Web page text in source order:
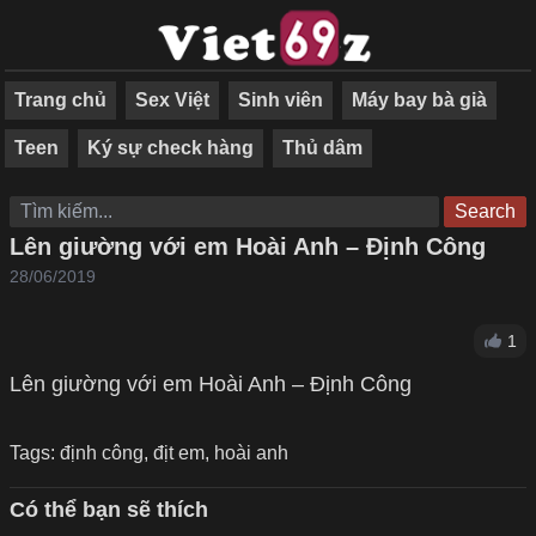
Trang chủ Sex Việt Sinh viên Máy bay bà già
Teen Ký sự check hàng Thủ dâm
Lên giường với em Hoài Anh – Định Công
28/06/2019
Search
1
Lên giường với em Hoài Anh – Định Công
Tags: định công, địt em, hoài anh
Có thể bạn sẽ thích